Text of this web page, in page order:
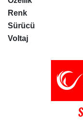
Renk
Sürücü
Voltaj